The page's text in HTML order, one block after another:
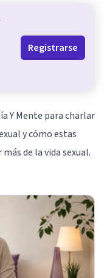
Registrarse
Y Mente para charlar
y cómo estas
de la vida sexual.